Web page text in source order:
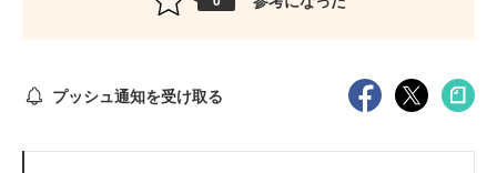
プッシュ通知を受け取る